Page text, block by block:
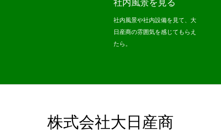
社内風景を見る
社内風景や社内設備を見て、大
日産商の雰囲気を感じてもらえ
たら。
株式会社大日産商